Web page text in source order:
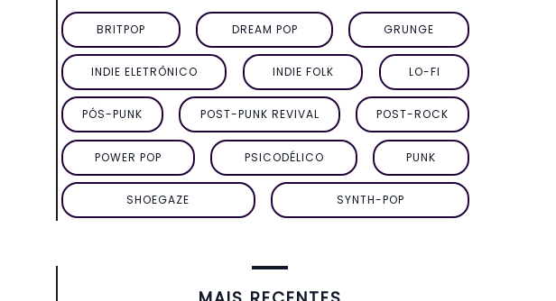
BRITPOP DREAM POP GRUNGE
INDIE ELETRÔNICO INDIE FOLK LO-FI
PÓS-PUNK POST-PUNK REVIVAL POST-ROCK
POWER POP PSICODÉLICO PUNK
SHOEGAZE SYNTH-POP